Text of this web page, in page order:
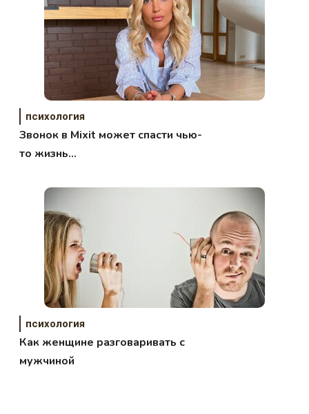
психология
Звонок в Mixit может спасти чью-
то жизнь…
психология
Как женщине разговаривать с
мужчиной